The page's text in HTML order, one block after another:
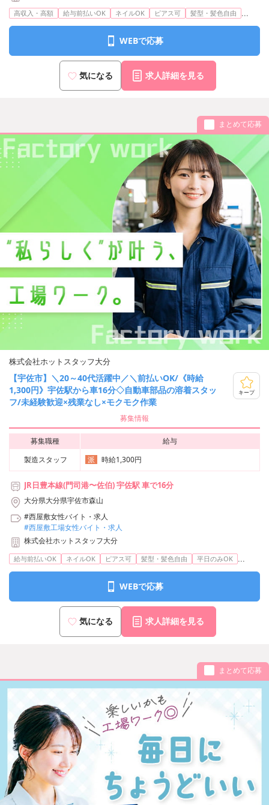
高収入・高額 給与前払いOK ネイルOK ピアス可 髪型・髪色自由 ...
WEBで応募
気になる 求人詳細を見る
まとめて応募
株式会社ホットスタッフ大分
【宇佐市】＼20～40代活躍中／＼前払いOK/《時給
1,300円》宇佐駅から車16分◇自動車部品の溶着スタッ
フ/未経験歓迎×残業なし×モクモク作業
キープ
募集情報
募集職種
給与
製造スタッフ
派 時給1,300円
JR日豊本線(門司港〜佐伯) 宇佐駅 車で16分
大分県大分県宇佐市森山
#西屋敷女性バイト・求人
#西屋敷工場女性バイト・求人
株式会社ホットスタッフ大分
給与前払いOK ネイルOK ピアス可 髪型・髪色自由 平日のみOK ...
WEBで応募
気になる 求人詳細を見る
まとめて応募